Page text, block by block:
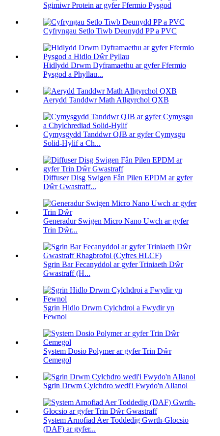
Sgimiwr Protein ar gyfer Ffermio Pysgod
Cyfryngau Setlo Tiwb Deunydd PP a PVC
Hidlydd Drwm Dyframaethu ar gyfer Ffermio
Pysgod a Phyllau...
Aerydd Tanddwr Math Allgyrchol QXB
Cymysgydd Tanddwr QJB ar gyfer Cymysgu
Solid-Hylif a Ch...
Diffuser Disg Swigen Fân Pilen EPDM ar gyfer
Dŵr Gwastraff...
Generadur Swigen Micro Nano Uwch ar gyfer
Trin Dŵr...
Sgrin Bar Fecanyddol ar gyfer Triniaeth Dŵr
Gwastraff (H...
Sgrin Hidlo Drwm Cylchdroi a Fwydir yn
Fewnol
System Dosio Polymer ar gyfer Trin Dŵr
Cemegol
Sgrin Drwm Cylchdro wedi'i Fwydo'n Allanol
System Arnofiad Aer Toddedig Gwrth-Glocsio
(DAF) ar gyfer...